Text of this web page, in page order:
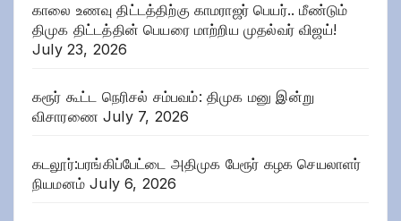
காலை உணவு திட்டத்திற்கு காமராஜர் பெயர்.. மீண்டும்
திமுக திட்டத்தின் பெயரை மாற்றிய முதல்வர் விஜய்!
July 23, 2026
கரூர் கூட்ட நெரிசல் சம்பவம்: திமுக மனு இன்று
விசாரணை July 7, 2026
கடலூர்:பரங்கிப்பேட்டை அதிமுக பேரூர் கழக செயலாளர்
நியமனம் July 6, 2026